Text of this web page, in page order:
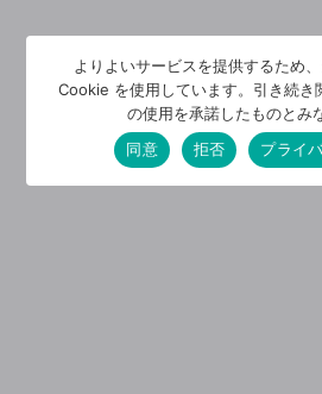
よりよいサービスを提供するため
Cookie を使用しています。引き続き
の使用を承諾したものとみ
同意
拒否 プライ